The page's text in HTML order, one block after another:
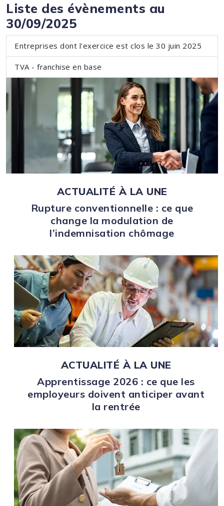
Liste des évènements au
30/09/2025
Entreprises dont l'exercice est clos le 30 juin 2025
TVA - franchise en base
ACTUALITÉ À LA UNE
Rupture conventionnelle : ce que
change la modulation de
l’indemnisation chômage
ACTUALITÉ À LA UNE
Apprentissage 2026 : ce que les
employeurs doivent anticiper avant
la rentrée